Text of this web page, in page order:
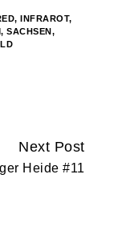
,INFRAROT,
,SACHSEN,
Next Post
Heide #11